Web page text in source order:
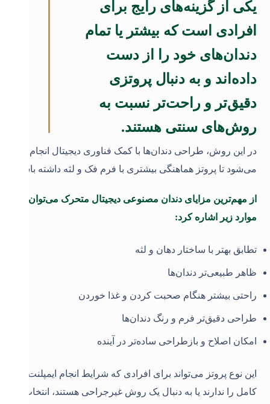
یکی از گزینه‌های رایج برای
افرادی است که بیشتر یا تمام
دندان‌های خود را از دست
داده‌اند و به دنبال پروتزی
دقیق‌تر و راحت‌تر نسبت به
روش‌های سنتی هستند.
در این روش، طراحی دندان‌ها با کمک فناوری دیجیتال انجام
می‌شود تا پروتز هماهنگی بیشتری با فرم فک و لثه داشته باشد
از مهم‌ترین مزایای دندان مصنوعی دیجیتال متحرک می‌توان به
موارد زیر اشاره کرد:
تطابق بهتر با ساختار دهان و لثه
ظاهر طبیعی‌تر دندان‌ها
راحتی بیشتر هنگام صحبت کردن و غذا خوردن
طراحی دقیق‌تر فرم و رنگ دندان‌ها
امکان اصلاح و بازطراحی ساده‌تر در آینده
این نوع پروتز می‌تواند برای افرادی که شرایط انجام ایمپلنت
کامل را ندارند یا به دنبال یک روش غیرجراحی هستند، انتخاب